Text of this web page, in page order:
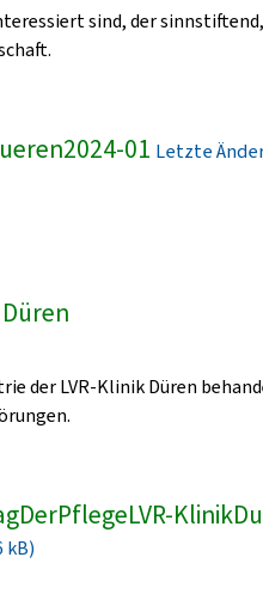
sind, der
01 Letzte
der LVR-Klinik Düren
kB)